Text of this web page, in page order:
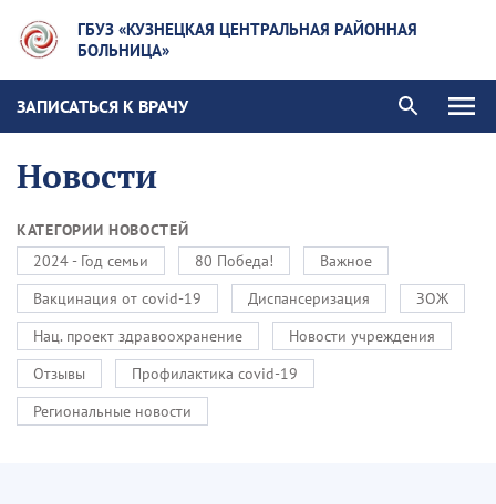
ГБУЗ «КУЗНЕЦКАЯ ЦЕНТРАЛЬНАЯ РАЙОННАЯ
БОЛЬНИЦА»
ЗАПИСАТЬСЯ К ВРАЧУ
Новости
КАТЕГОРИИ НОВОСТЕЙ
2024 - Год семьи
80 Победа!
Важное
Вакцинация от covid-19
Диспансеризация
ЗОЖ
Нац. проект здравоохранение
Новости учреждения
Отзывы
Профилактика covid-19
Региональные новости